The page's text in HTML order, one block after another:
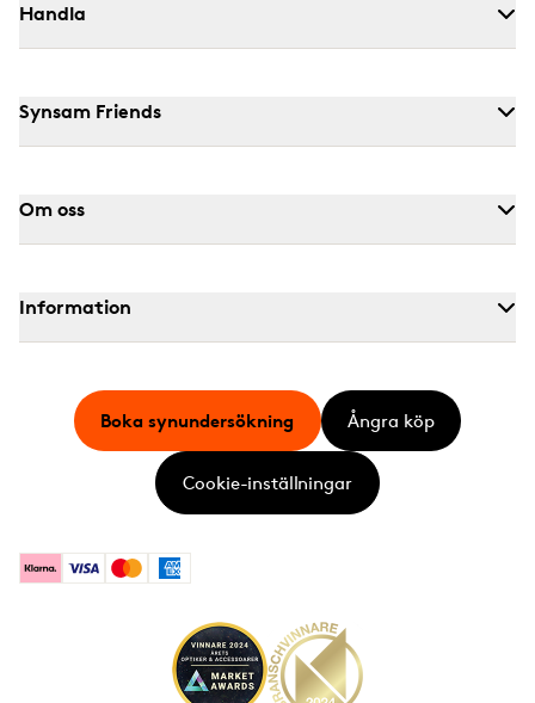
Handla
Synsam Friends
Om oss
Information
KlarnaVisa MastercardAmerican Express
Boka synundersökning Ångra köp
Cookie-inställningar